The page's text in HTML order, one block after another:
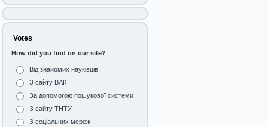
Votes
How did you find on our site?
Від знайомих науківців
З сайту ВАК
За допомогою пошукової системи
З сайту ТНТУ
З соціальних мереж